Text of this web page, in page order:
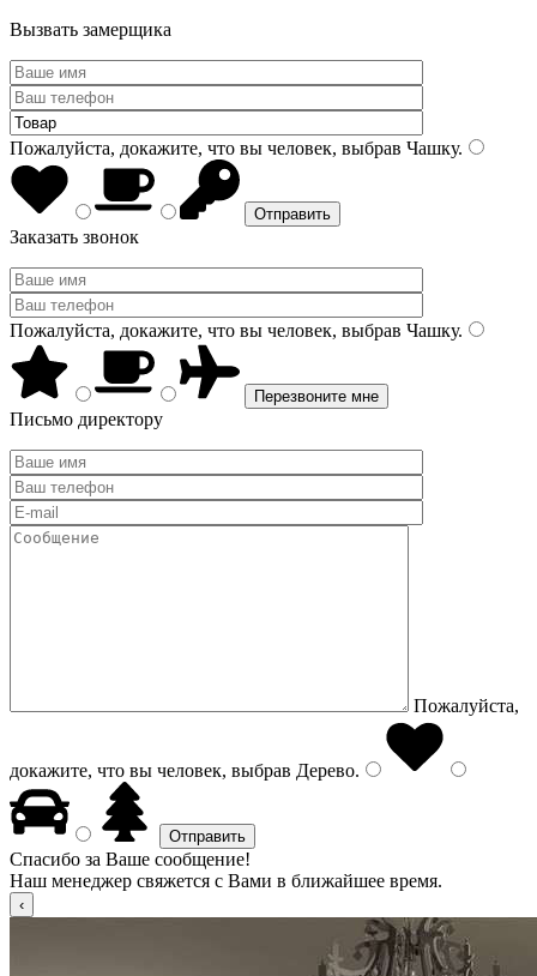
Вызвать замерщика
Пожалуйста, докажите, что вы человек, выбрав Чашку.
Заказать звонок
Пожалуйста, докажите, что вы человек, выбрав Чашку.
Письмо директору
Пожалуйста,
докажите, что вы человек, выбрав Дерево.
Спасибо за Ваше сообщение!
Наш менеджер свяжется с Вами в ближайшее время.